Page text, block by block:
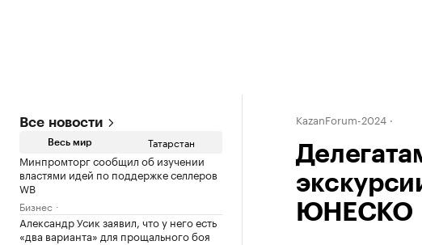
Все новости
Весь мир Татарстан
Минпромторг сообщил об изучении
властями идей по поддержке селлеров
WB
Бизнес
Александр Усик заявил, что у него есть
«два варианта» для прощального боя
KazanForum-2024
ЮНЕСКО